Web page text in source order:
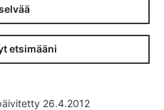
etsimääni
26.4.2012